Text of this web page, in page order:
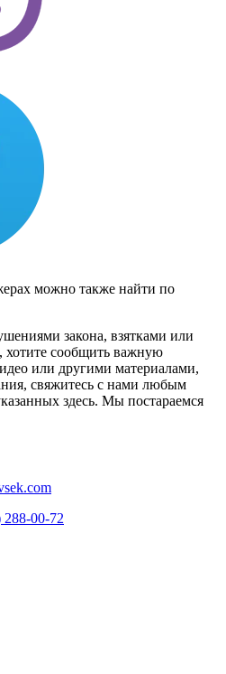
можно также найти по
закона, взятками или
хотите сообщить важную
или другими материалами,
свяжитесь с нами любым
здесь. Мы постараемся
288-00-72